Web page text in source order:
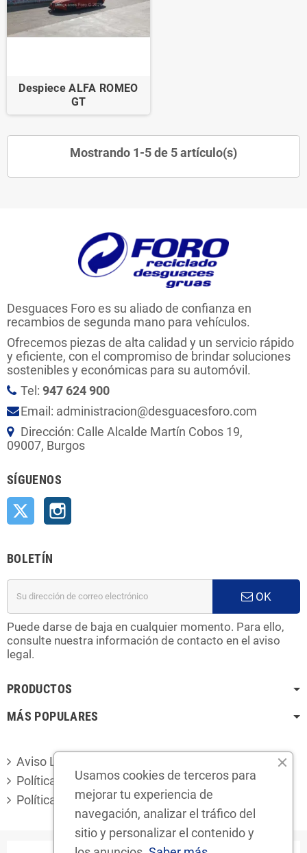
Despiece ALFA ROMEO
GT
Mostrando 1-5 de 5 artículo(s)
Desguaces Foro es su aliado de confianza en
recambios de segunda mano para vehículos.
Ofrecemos piezas de alta calidad y un servicio rápido
y eficiente, con el compromiso de brindar soluciones
sostenibles y económicas para su automóvil.
Tel: 947 624 900
Email: administracion@desguacesforo.com
Dirección: Calle Alcalde Martín Cobos 19,
09007, Burgos
SÍGUENOS
Twitter
BOLETÍN
OK
Puede darse de baja en cualquier momento. Para ello,
consulte nuestra información de contacto en el aviso
legal.
PRODUCTOS
MÁS POPULARES
Aviso Legal
Política de privacidad
Política de cookies
Usamos cookies de terceros para
mejorar tu experiencia de
navegación, analizar el tráfico del
sitio y personalizar el contenido y